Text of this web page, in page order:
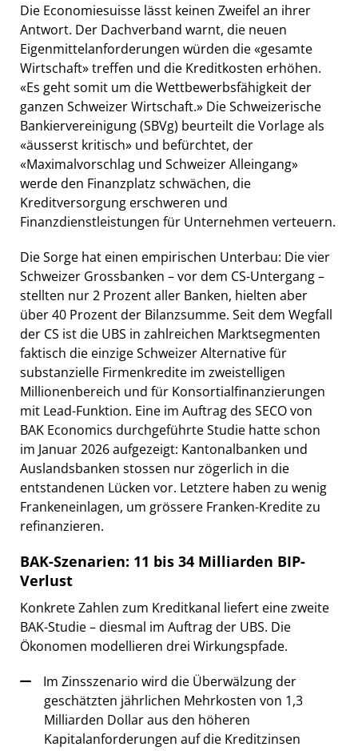
Die Economiesuisse lässt keinen Zweifel an ihrer
Antwort. Der Dachverband warnt, die neuen
Eigenmittelanforderungen würden die «gesamte
Wirtschaft» treffen und die Kreditkosten erhöhen.
«Es geht somit um die Wettbewerbsfähigkeit der
ganzen Schweizer Wirtschaft.» Die Schweizerische
Bankiervereinigung (SBVg) beurteilt die Vorlage als
«äusserst kritisch» und befürchtet, der
«Maximalvorschlag und Schweizer Alleingang»
werde den Finanzplatz schwächen, die
Kreditversorgung erschweren und
Finanzdienstleistungen für Unternehmen verteuern.
Die Sorge hat einen empirischen Unterbau: Die vier
Schweizer Grossbanken – vor dem CS-Untergang –
stellten nur 2 Prozent aller Banken, hielten aber
über 40 Prozent der Bilanzsumme. Seit dem Wegfall
der CS ist die UBS in zahlreichen Marktsegmenten
faktisch die einzige Schweizer Alternative für
substanzielle Firmenkredite im zweistelligen
Millionenbereich und für Konsortialfinanzierungen
mit Lead-Funktion. Eine im Auftrag des SECO von
BAK Economics durchgeführte Studie hatte schon
im Januar 2026 aufgezeigt: Kantonalbanken und
Auslandsbanken stossen nur zögerlich in die
entstandenen Lücken vor. Letztere haben zu wenig
Frankeneinlagen, um grössere Franken-Kredite zu
refinanzieren.
BAK-Szenarien: 11 bis 34 Milliarden BIP-
Verlust
Konkrete Zahlen zum Kreditkanal liefert eine zweite
BAK-Studie – diesmal im Auftrag der UBS. Die
Ökonomen modellieren drei Wirkungspfade.
Im Zinsszenario wird die Überwälzung der
geschätzten jährlichen Mehrkosten von 1,3
Milliarden Dollar aus den höheren
Kapitalanforderungen auf die Kreditzinsen